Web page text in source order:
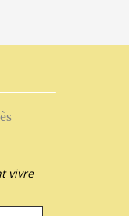
vivre
en est un exemple